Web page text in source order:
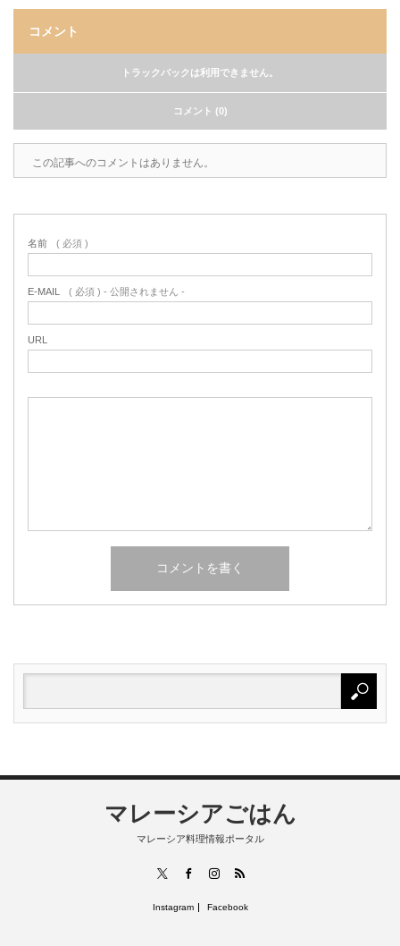
コメント
トラックバックは利用できません。
コメント (0)
この記事へのコメントはありません。
名前 ( 必須 )
E-MAIL ( 必須 ) - 公開されません -
URL
マレーシアごはん
マレーシア料理情報ポータル
FacebookInstagram
RSS
Instagram Facebook